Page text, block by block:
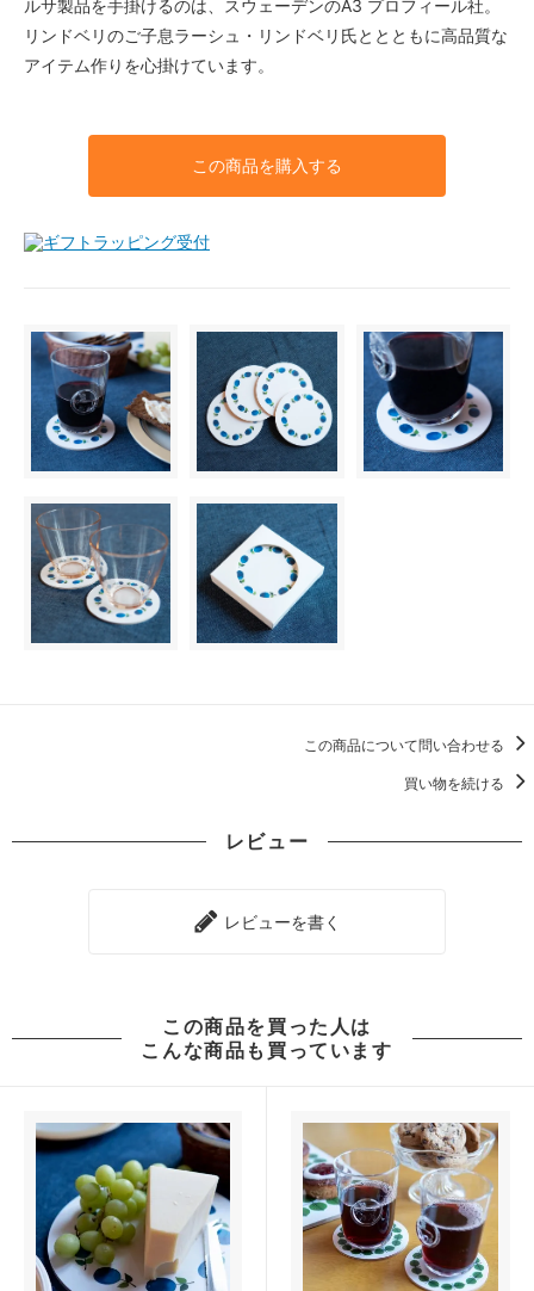
ルサ製品を手掛けるのは、スウェーデンのA3 プロフィール社。
リンドベリのご子息ラーシュ・リンドベリ氏ととともに高品質な
アイテム作りを心掛けています。
この商品を購入する
この商品について問い合わせる
買い物を続ける
レビュー
レビューを書く
この商品を買った人は
こんな商品も買っています